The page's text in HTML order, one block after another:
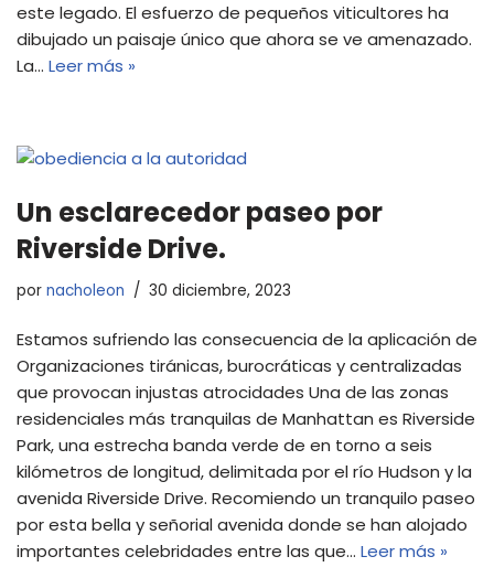
este legado. El esfuerzo de pequeños viticultores ha
dibujado un paisaje único que ahora se ve amenazado.
La… Leer más »
Un esclarecedor paseo por
Riverside Drive.
por nacholeon 30 diciembre, 2023
Estamos sufriendo las consecuencia de la aplicación de
Organizaciones tiránicas, burocráticas y centralizadas
que provocan injustas atrocidades Una de las zonas
residenciales más tranquilas de Manhattan es Riverside
Park, una estrecha banda verde de en torno a seis
kilómetros de longitud, delimitada por el río Hudson y la
avenida Riverside Drive. Recomiendo un tranquilo paseo
por esta bella y señorial avenida donde se han alojado
importantes celebridades entre las que… Leer más »